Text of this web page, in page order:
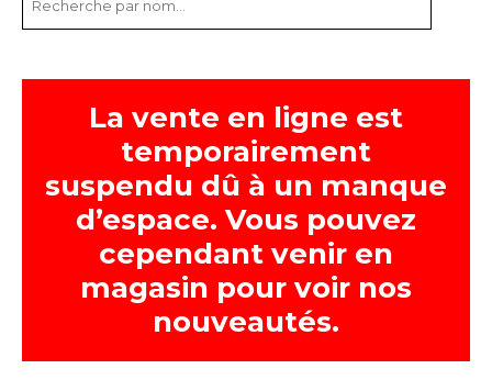
La vente en ligne est
temporairement
suspendu dû à un manque
d’espace. Vous pouvez
cependant venir en
magasin pour voir nos
nouveautés.